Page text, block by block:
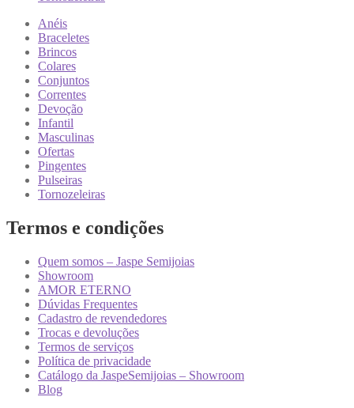
Anéis
Braceletes
Brincos
Colares
Conjuntos
Correntes
Devoção
Infantil
Masculinas
Ofertas
Pingentes
Pulseiras
Tornozeleiras
Termos e condições
Quem somos – Jaspe Semijoias
Showroom
AMOR ETERNO
Dúvidas Frequentes
Cadastro de revendedores
Trocas e devoluções
Termos de serviços
Política de privacidade
Catálogo da JaspeSemijoias – Showroom
Blog